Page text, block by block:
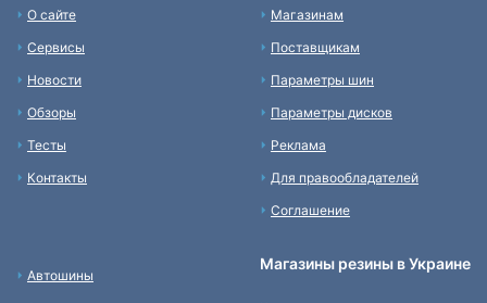
О сайте
Сервисы
Новости
Обзоры
Тесты
Контакты
Магазинам
Поставщикам
Параметры шин
Параметры дисков
Реклама
Для правообладателей
Соглашение
Автошины
Магазины резины в Украине